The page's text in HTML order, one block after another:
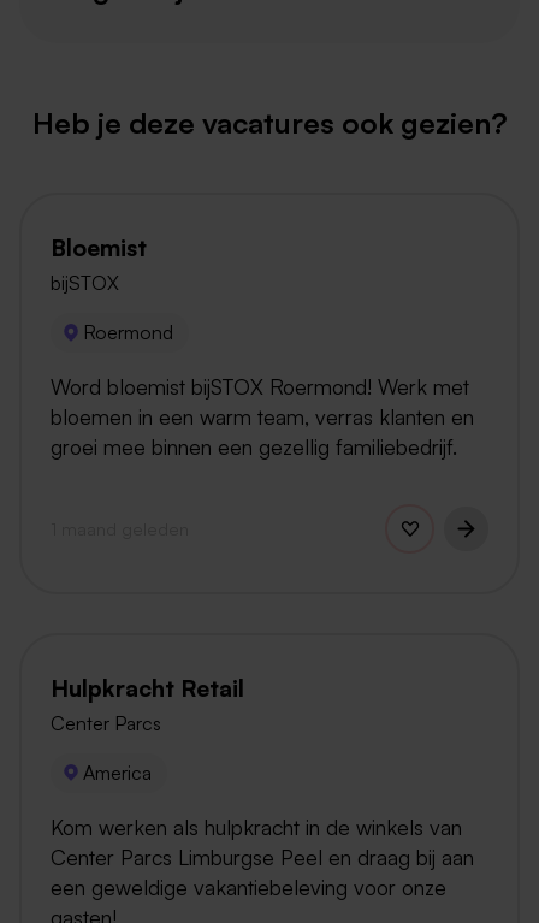
Heb je deze vacatures ook gezien?
Bloemist
bijSTOX
Roermond
Word bloemist bijSTOX Roermond! Werk met
bloemen in een warm team, verras klanten en
groei mee binnen een gezellig familiebedrijf.
Hulpkracht Retail
Center Parcs
America
Kom werken als hulpkracht in de winkels van
Center Parcs Limburgse Peel en draag bij aan
een geweldige vakantiebeleving voor onze
gasten!